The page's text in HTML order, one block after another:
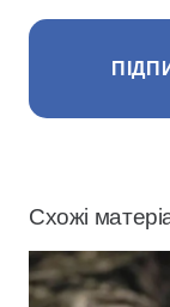
Схожі